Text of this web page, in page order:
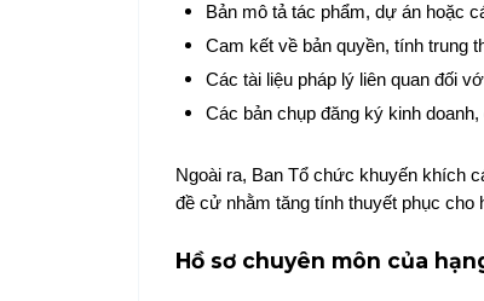
Bản mô tả tác phẩm, dự án hoặc
Cam kết về bản quyền, tính trung
Các tài liệu pháp lý liên quan đối
Các bản chụp đăng ký kinh
Ngoài ra, Ban Tổ chức khuyến khích
đề cử nhằm tăng tính thuyết phục cho
Hồ sơ chuyên môn của